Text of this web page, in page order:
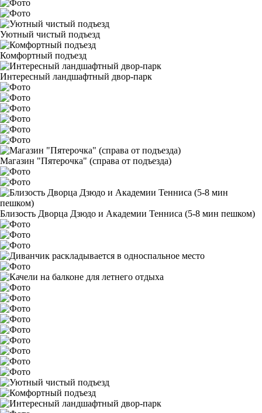
Уютный чистый подъезд
Комфортный подъезд
Интересный ландшафтный двор-парк
Магазин "Пятерочка" (справа от подъезда)
Близость Дворца Дзюдо и Академии Тенниса (5-8 мин пешком)